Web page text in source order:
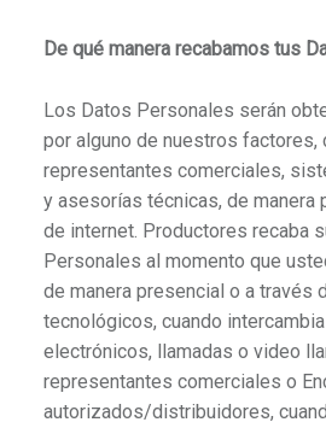
De qué manera recabamos tus
Los Datos Personales serán
por alguno de nuestros factores,
representantes comerciales,
y asesorías técnicas, de manera
de internet. Productores recaba
Personales al momento que
de manera presencial o a través
tecnológicos, cuando
electrónicos, llamadas o video
representantes comerciales o
autorizados/distribuidores,